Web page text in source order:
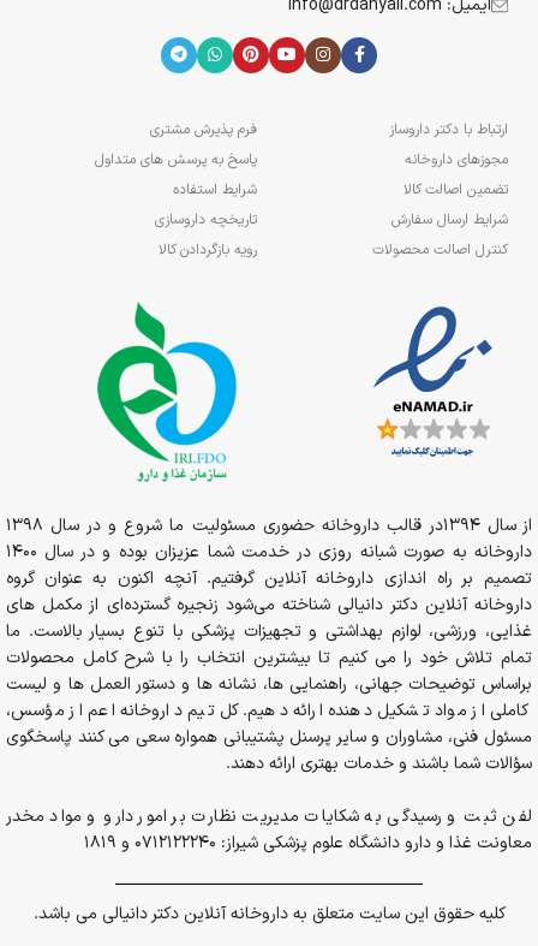
ایمیل: info@drdanyali.com
ارتباط با دکتر داروساز
مجوزهای داروخانه
تضمین اصالت کالا
شرایط ارسال سفارش
کنترل اصالت محصولات
فرم پذیرش مشتری
پاسخ به پرسش های متداول
شرایط استفاده
تاریخچه داروسازی
رویه بازگردادن کالا
از سال 1394در قالب داروخانه حضوری مسئولیت ما شروع و در سال 1398
داروخانه به صورت شبانه روزی در خدمت شما عزیزان بوده و در سال 1400
تصمیم بر راه اندازی داروخانه آنلاین گرفتیم. آنچه اکنون به عنوان گروه
داروخانه آنلاین دکتر دانیالی شناخته می‌شود زنجیره گسترده‌ای از مکمل های
غذایی، ورزشی، لوازم بهداشتی و تجهیزات پزشکی با تنوع بسیار بالاست. ما
تمام تلاش خود را می کنیم تا بیشترین انتخاب را با شرح کامل محصولات
براساس توضیحات جهانی، راهنمایی ها، نشانه ها و دستور العمل ها و لیست
کاملی از مواد تشکیل دهنده ارائه دهیم. کل تیم داروخانه اعم از مؤسس،
مسئول فنی، مشاوران و سایر پرسنل پشتیبانی همواره سعی می کنند پاسخگوی
سؤالات شما باشند و خدمات بهتری ارائه دهند.
لفن ثبت و رسیدگی به شکایات مدیریت نظارت بر امور دارو و مواد مخدر
معاونت غذا و دارو دانشگاه علوم پزشکی شیراز: 0712122240 و 1819
کلیه حقوق این سایت متعلق به داروخانه آنلاین دکتر دانیالی می باشد.